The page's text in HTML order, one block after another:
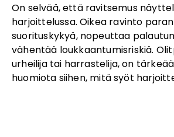
On selvää, että ravitsemus
harjoittelussa. Oikea ravinto
suorituskykyä, nopeuttaa
vähentää loukkaantumisriskiä.
urheilija tai harrastelija, on
huomiota siihen, mitä syöt